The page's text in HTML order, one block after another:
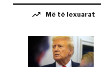
trending_up Më të lexuarat